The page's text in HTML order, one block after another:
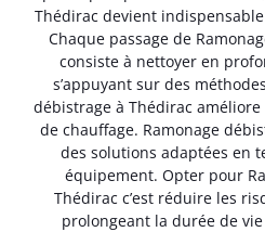
Thédirac devient
Chaque passage de
consiste à nettoyer en
s’appuyant sur des
débistrage à Thédirac
de chauffage. Ramonage
des solutions adaptées en
équipement. Opter pour
Thédirac c’est réduire les
prolongeant la durée de